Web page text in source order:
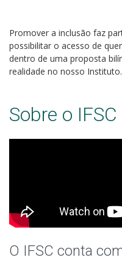
Promover a inclusão faz
possibilitar o acesso de
dentro de uma proposta
realidade no nosso Instituto.
Sobre o IFSC
O IFSC conta